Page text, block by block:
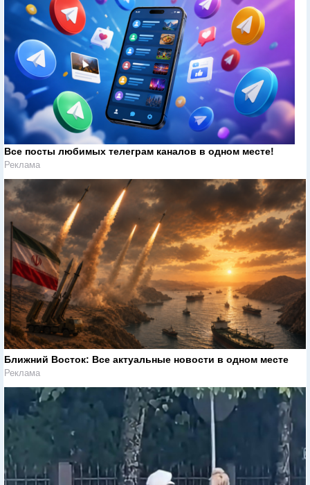
Все посты любимых телеграм каналов в одном месте!
Реклама
Ближний Восток: Все актуальные новости в одном месте
Реклама